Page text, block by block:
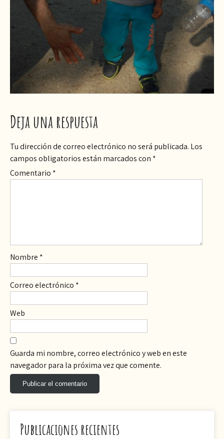
Deja una respuesta
Tu dirección de correo electrónico no será publicada. Los
campos obligatorios están marcados con *
Comentario *
Nombre *
Correo electrónico *
Web
Guarda mi nombre, correo electrónico y web en este
navegador para la próxima vez que comente.
Publicaciones recientes